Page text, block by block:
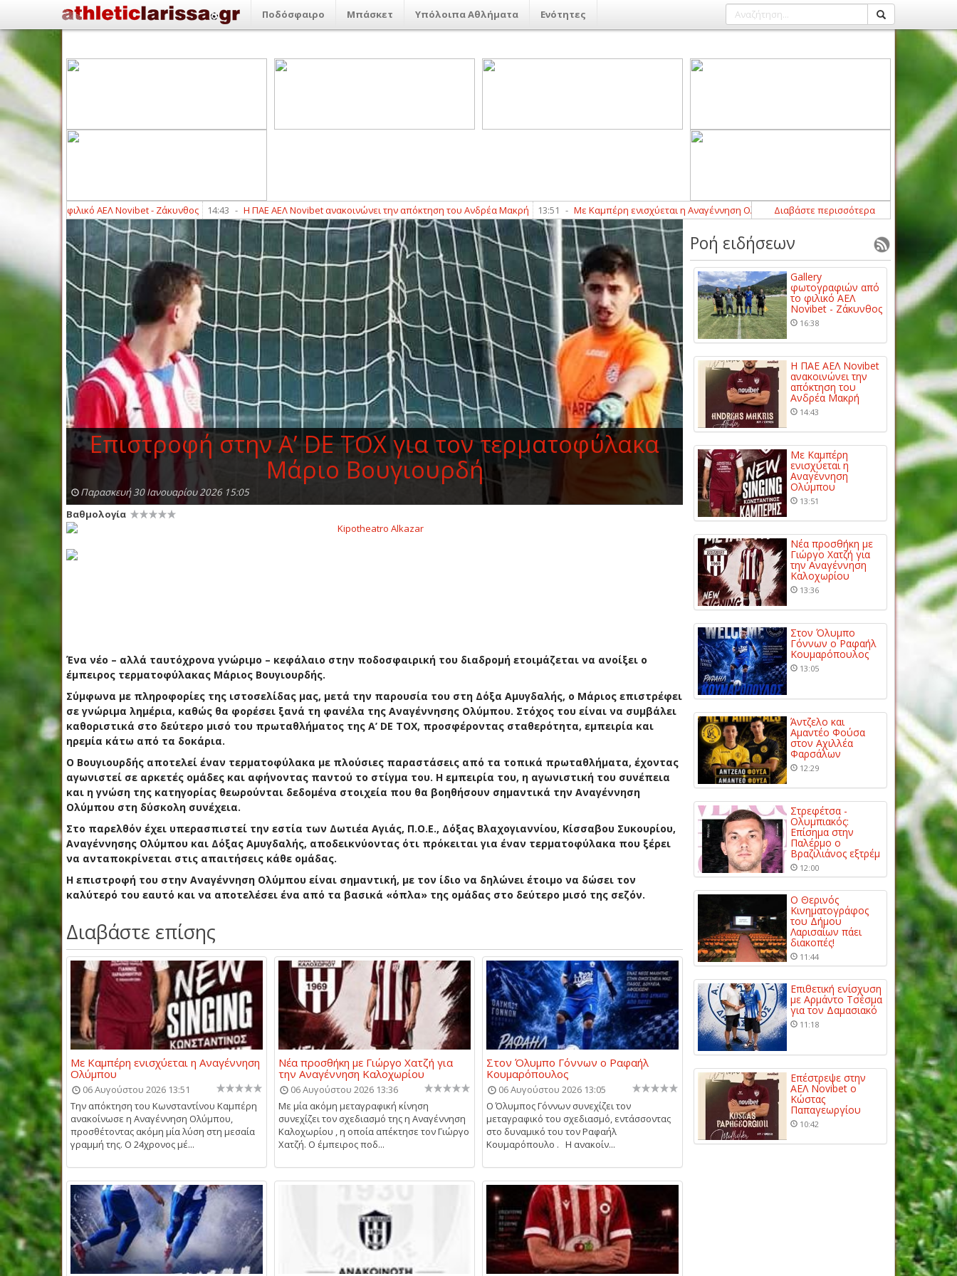
Ποδόσφαιρο Μπάσκετ Υπόλοιπα Αθλήματα Ενότητες
το φιλικό ΑΕΛ Novibet - Ζάκυνθος 14:43 - Η ΠΑΕ ΑΕΛ Novibet ανακοινώνει την απόκτηση του Ανδρέα Μακρή 13:51 - Με Καμπέρη ενισχύεται η Αναγέννηση Ολύμπου 13:36 - Νέα προσθήκη με Γιώργο Χατζή
Διαβάστε περισσότερα
Επιστροφή στην Α’ DE TOX για τον τερματοφύλακα
Μάριο Βουγιουρδή
Παρασκευή 30 Ιανουαρίου 2026 15:05
Βαθμολογία
Ένα νέο – αλλά ταυτόχρονα γνώριμο – κεφάλαιο στην ποδοσφαιρική του διαδρομή ετοιμάζεται να ανοίξει ο
έμπειρος τερματοφύλακας Μάριος Βουγιουρδής.
Σύμφωνα με πληροφορίες της ιστοσελίδας μας, μετά την παρουσία του στη Δόξα Αμυγδαλής, ο Μάριος επιστρέφει
σε γνώριμα λημέρια, καθώς θα φορέσει ξανά τη φανέλα της Αναγέννησης Ολύμπου. Στόχος του είναι να συμβάλει
καθοριστικά στο δεύτερο μισό του πρωταθλήματος της Α’ DE TOX, προσφέροντας σταθερότητα, εμπειρία και
ηρεμία κάτω από τα δοκάρια.
Ο Βουγιουρδής αποτελεί έναν τερματοφύλακα με πλούσιες παραστάσεις από τα τοπικά πρωταθλήματα, έχοντας
αγωνιστεί σε αρκετές ομάδες και αφήνοντας παντού το στίγμα του. Η εμπειρία του, η αγωνιστική του συνέπεια
και η γνώση της κατηγορίας θεωρούνται δεδομένα στοιχεία που θα βοηθήσουν σημαντικά την Αναγέννηση
Ολύμπου στη δύσκολη συνέχεια.
Στο παρελθόν έχει υπερασπιστεί την εστία των Δωτιέα Αγιάς, Π.Ο.Ε., Δόξας Βλαχογιαννίου, Κίσσαβου Συκουρίου,
Αναγέννησης Ολύμπου και Δόξας Αμυγδαλής, αποδεικνύοντας ότι πρόκειται για έναν τερματοφύλακα που ξέρει
να ανταποκρίνεται στις απαιτήσεις κάθε ομάδας.
Η επιστροφή του στην Αναγέννηση Ολύμπου είναι σημαντική, με τον ίδιο να δηλώνει έτοιμο να δώσει τον
καλύτερό του εαυτό και να αποτελέσει ένα από τα βασικά «όπλα» της ομάδας στο δεύτερο μισό της σεζόν.
Διαβάστε επίσης
Με Καμπέρη ενισχύεται η Αναγέννηση
Ολύμπου
06 Αυγούστου 2026 13:51
Την απόκτηση του Κωνσταντίνου Καμπέρη
ανακοίνωσε η Αναγέννηση Ολύμπου,
προσθέτοντας ακόμη μία λύση στη μεσαία
γραμμή της. Ο 24χρονος μέ...
Νέα προσθήκη με Γιώργο Χατζή για
την Αναγέννηση Καλοχωρίου
06 Αυγούστου 2026 13:36
Με μία ακόμη μεταγραφική κίνηση
συνεχίζει τον σχεδιασμό της η Αναγέννηση
Καλοχωρίου , η οποία απέκτησε τον Γιώργο
Χατζή. Ο έμπειρος ποδ...
Στον Όλυμπο Γόννων ο Ραφαήλ
Κουμαρόπουλος
06 Αυγούστου 2026 13:05
Ο Όλυμπος Γόννων συνεχίζει τον
μεταγραφικό του σχεδιασμό, εντάσσοντας
στο δυναμικό του τον Ραφαήλ
Κουμαρόπουλο . Η ανακοίν...
Ροή ειδήσεων
Gallery
φωτογραφιών από
το φιλικό ΑΕΛ
Novibet - Ζάκυνθος
16:38
Η ΠΑΕ ΑΕΛ Novibet
ανακοινώνει την
απόκτηση του
Ανδρέα Μακρή
14:43
Με Καμπέρη
ενισχύεται η
Αναγέννηση
Ολύμπου
13:51
Νέα προσθήκη με
Γιώργο Χατζή για
την Αναγέννηση
Καλοχωρίου
13:36
Στον Όλυμπο
Γόννων ο Ραφαήλ
Κουμαρόπουλος
13:05
Άντζελο και
Αμαντέο Φούσα
στον Αχιλλέα
Φαρσάλων
12:29
Στρεφέτσα -
Ολυμπιακός:
Επίσημα στην
Παλέρμο ο
Βραζιλιάνος εξτρέμ
12:00
Ο Θερινός
Κινηματογράφος
του Δήμου
Λαρισαίων πάει
διακοπές!
11:44
Επιθετική ενίσχυση
με Αρμάντο Τσέσμα
για τον Δαμασιακό
11:18
Επέστρεψε στην
ΑΕΛ Novibet ο
Κώστας
Παπαγεωργίου
10:42